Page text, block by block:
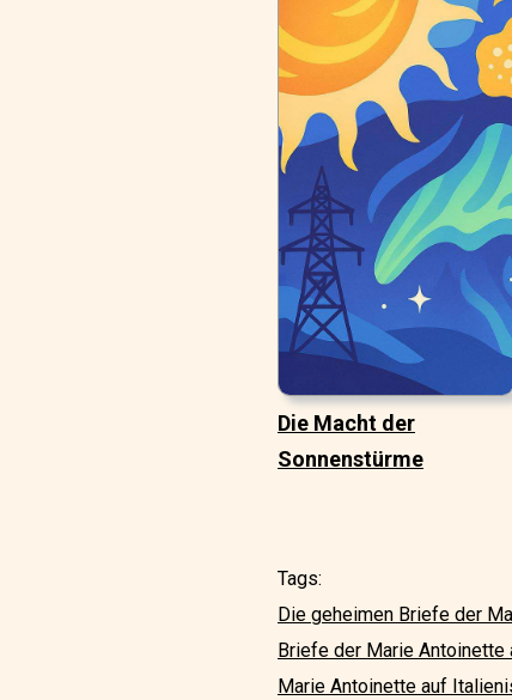
Die Macht der
Sonnenstürme
Tags:
Die geheimen Briefe der
Briefe der Marie Antoinette
Marie Antoinette auf